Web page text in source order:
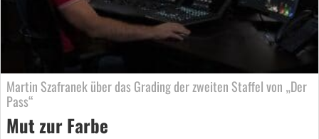
Martin Szafranek über das Grading der zweiten Staffel von „Der
Pass“
Mut zur Farbe